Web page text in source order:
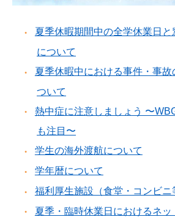
夏季休暇期間中の全学休業日
について
夏季休暇中における事件・事
ついて
熱中症に注意しましょう 〜
も注目〜
学生の海外渡航について
学年暦について
福利厚生施設（食堂・コンビニ
夏季・臨時休業日におけるネ